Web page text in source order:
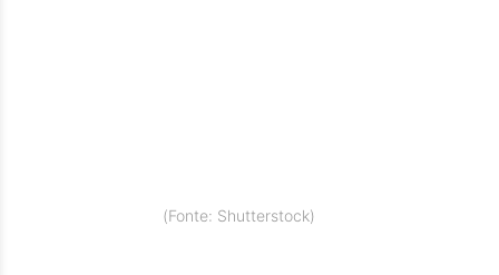
(Fonte: Shutterstock)